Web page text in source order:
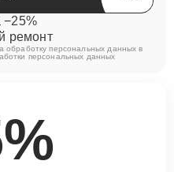
−25%
ремонт
обработку персональных данных в
персональных данных